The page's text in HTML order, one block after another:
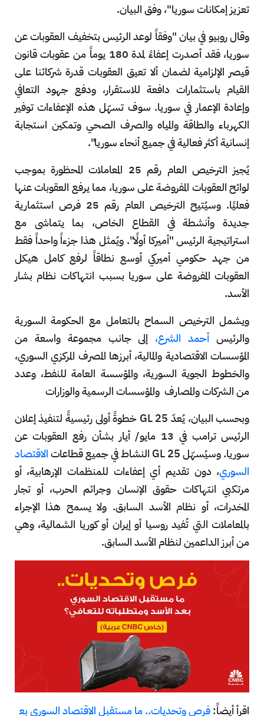
تعزيز إمكانات سوريا"، وفق البيان.
وقال روبيو في بيان "وفقاً لوعد الرئيس بتخفيف العقوبات عن
سوريا، فقد أصدرت إعفاءً لمدة 180 يوماً من عقوبات قانون
قيصر الإلزامية لضمان ألا تعيق العقوبات قدرة شركائنا على
القيام باستثمارات دافعة للاستقرار، ودفع جهود التعافي
وإعادة الإعمار في سوريا. سوف تسهّل هذه الإعفاءات توفير
الكهرباء والطاقة والمياه والصرف الصحي وتمكين استجابة
إنسانية أكثر فعالية في جميع أنحاء سوريا".
يُجيز الترخيص العام رقم 25 المعاملات المحظورة بموجب
لوائح العقوبات المفروضة على سوريا، مما يرفع العقوبات عنها
فعليًا. وسيُتيح الترخيص العام رقم 25 فرص استثمارية
جديدة وأنشطة في القطاع الخاص، بما يتماشى مع
استراتيجية الرئيس "أميركا أولًا". ويُمثل هذا جزءاً واحداً فقط
من جهد حكومي أميركي أوسع نطاقاً لرفع كامل هيكل
العقوبات المفروضة على سوريا بسبب انتهاكات نظام بشار
الأسد.
ويشمل الترخيص السماح بالتعامل مع الحكومة السورية
والرئيسأحمد الشرع، إلى جانب مجموعة واسعة من
المؤسسات الاقتصادية والمالية، أبرزها المصرف المركزي السوري،
والخطوط الجوية السورية، والمؤسسة العامة للنفط، وعدد
من الشركات والمصارف والمؤسسات الرسمية والوزارات
وبحسب البيان، يُعدّ GL 25 خطوةً أولى رئيسيةً لتنفيذ إعلان
الرئيس ترامب في 13 مايو/ أيار بشأن رفع العقوبات عن
سوريا. وسيُسهّل GL 25 النشاط في جميع قطاعات
الاقتصاد
السوري، دون تقديم أي إعفاءات للمنظمات الإرهابية، أو
مرتكبي انتهاكات حقوق الإنسان وجرائم الحرب، أو تجار
المخدرات، أو نظام الأسد السابق. ولا يسمح هذا الإجراء
بالمعاملات التي تُفيد روسيا أو إيران أو كوريا الشمالية، وهي
من أبرز الداعمين لنظام الأسد السابق.
اقرأ أيضاً:فرص وتحديات.. ما مستقبل الاقتصاد السوري بع